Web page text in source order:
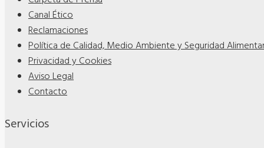
Canal Ético
Reclamaciones
Política de Calidad, Medio Ambiente y Seguridad
Privacidad y Cookies
Aviso Legal
Contacto
Servicios